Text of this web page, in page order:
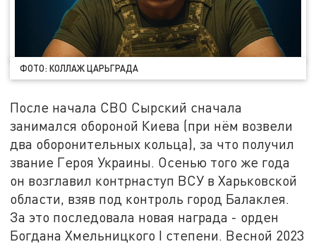
ФОТО: КОЛЛАЖ ЦАРЬГРАДА
После начала СВО Сырский сначала
занимался обороной Киева (при нём возвели
два оборонительных кольца), за что получил
звание Героя Украины. Осенью того же года
он возглавил контрнаступ ВСУ в Харьковской
области, взяв под контроль город Балаклея.
За это последовала новая награда - орден
Богдана Хмельницкого I степени. Весной 2023